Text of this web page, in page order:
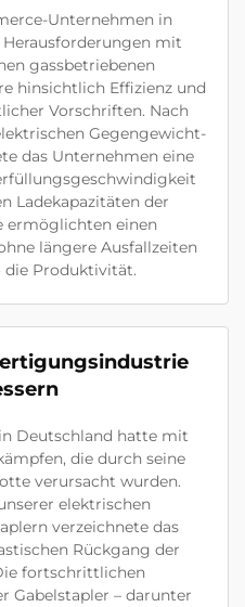
Unternehmen in
mit
gassbetriebenen
hinsichtlich Effizienz und
Vorschriften. Nach
Gegengewicht-
das Unternehmen eine
Ladekapazitäten der
ermöglichten einen
längere Ausfallzeiten
die Produktivität.
Deutschland hatte mit
die durch seine
verursacht wurden.
elektrischen
verzeichnete das
Rückgang der
fortschrittlichen
Gabelstapler – darunter